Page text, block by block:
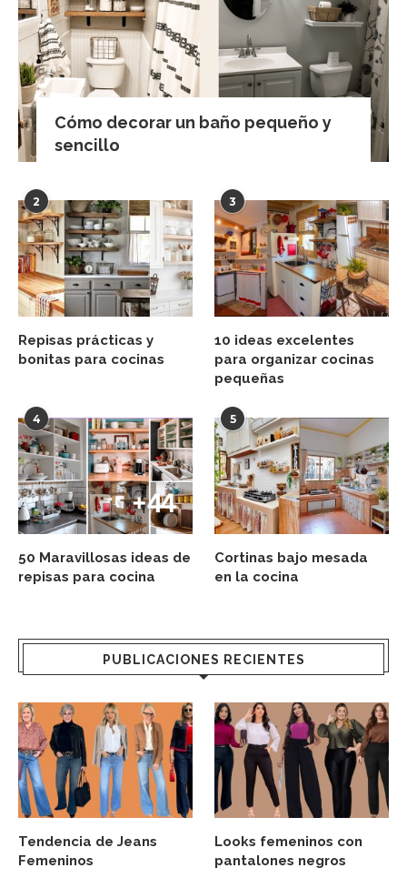
Cómo decorar un baño pequeño y
sencillo
2
Repisas prácticas y
bonitas para cocinas
3
10 ideas excelentes
para organizar cocinas
pequeñas
4
50 Maravillosas ideas de
repisas para cocina
5
Cortinas bajo mesada
en la cocina
PUBLICACIONES RECIENTES
Tendencia de Jeans
Femeninos
Looks femeninos con
pantalones negros